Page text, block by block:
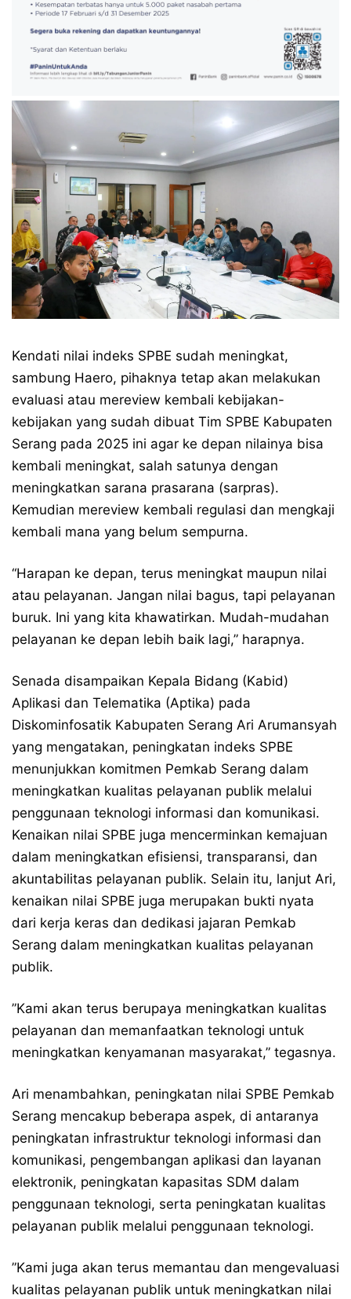
Kendati nilai indeks SPBE sudah meningkat,
sambung Haero, pihaknya tetap akan melakukan
evaluasi atau mereview kembali kebijakan-
kebijakan yang sudah dibuat Tim SPBE Kabupaten
Serang pada 2025 ini agar ke depan nilainya bisa
kembali meningkat, salah satunya dengan
meningkatkan sarana prasarana (sarpras).
Kemudian mereview kembali regulasi dan mengkaji
kembali mana yang belum sempurna.
“Harapan ke depan, terus meningkat maupun nilai
atau pelayanan. Jangan nilai bagus, tapi pelayanan
buruk. Ini yang kita khawatirkan. Mudah-mudahan
pelayanan ke depan lebih baik lagi,” harapnya.
Senada disampaikan Kepala Bidang (Kabid)
Aplikasi dan Telematika (Aptika) pada
Diskominfosatik Kabupaten Serang Ari Arumansyah
yang mengatakan, peningkatan indeks SPBE
menunjukkan komitmen Pemkab Serang dalam
meningkatkan kualitas pelayanan publik melalui
penggunaan teknologi informasi dan komunikasi.
Kenaikan nilai SPBE juga mencerminkan kemajuan
dalam meningkatkan efisiensi, transparansi, dan
akuntabilitas pelayanan publik. Selain itu, lanjut Ari,
kenaikan nilai SPBE juga merupakan bukti nyata
dari kerja keras dan dedikasi jajaran Pemkab
Serang dalam meningkatkan kualitas pelayanan
publik.
”Kami akan terus berupaya meningkatkan kualitas
pelayanan dan memanfaatkan teknologi untuk
meningkatkan kenyamanan masyarakat,” tegasnya.
Ari menambahkan, peningkatan nilai SPBE Pemkab
Serang mencakup beberapa aspek, di antaranya
peningkatan infrastruktur teknologi informasi dan
komunikasi, pengembangan aplikasi dan layanan
elektronik, peningkatan kapasitas SDM dalam
penggunaan teknologi, serta peningkatan kualitas
pelayanan publik melalui penggunaan teknologi.
”Kami juga akan terus memantau dan mengevaluasi
kualitas pelayanan publik untuk meningkatkan nilai